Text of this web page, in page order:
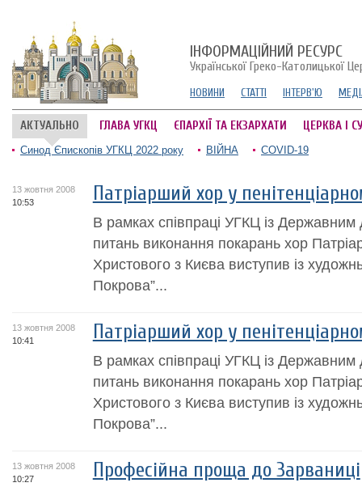
ІНФОРМАЦІЙНИЙ РЕСУРС
Української Греко-Католицької
НОВИНИ СТАТТІ ІНТЕРВ'Ю
АКТУАЛЬНО ГЛАВА УГКЦ ЄПАРХІЇ ТА ЕКЗАРХАТИ ЦЕРКВА І
Синод Єпископів УГКЦ 2022 року ВІЙНА COVID-19
13 жовтня 2008
10:53
Патріарший хор у
В рамках співпраці УГКЦ із
питань виконання покарань хор
Христового з Києва виступив із
Покрова”...
13 жовтня 2008
10:41
Патріарший хор у
В рамках співпраці УГКЦ із
питань виконання покарань хор
Христового з Києва виступив із
Покрова”...
13 жовтня 2008
10:27
Професійна проща до Зарваниці